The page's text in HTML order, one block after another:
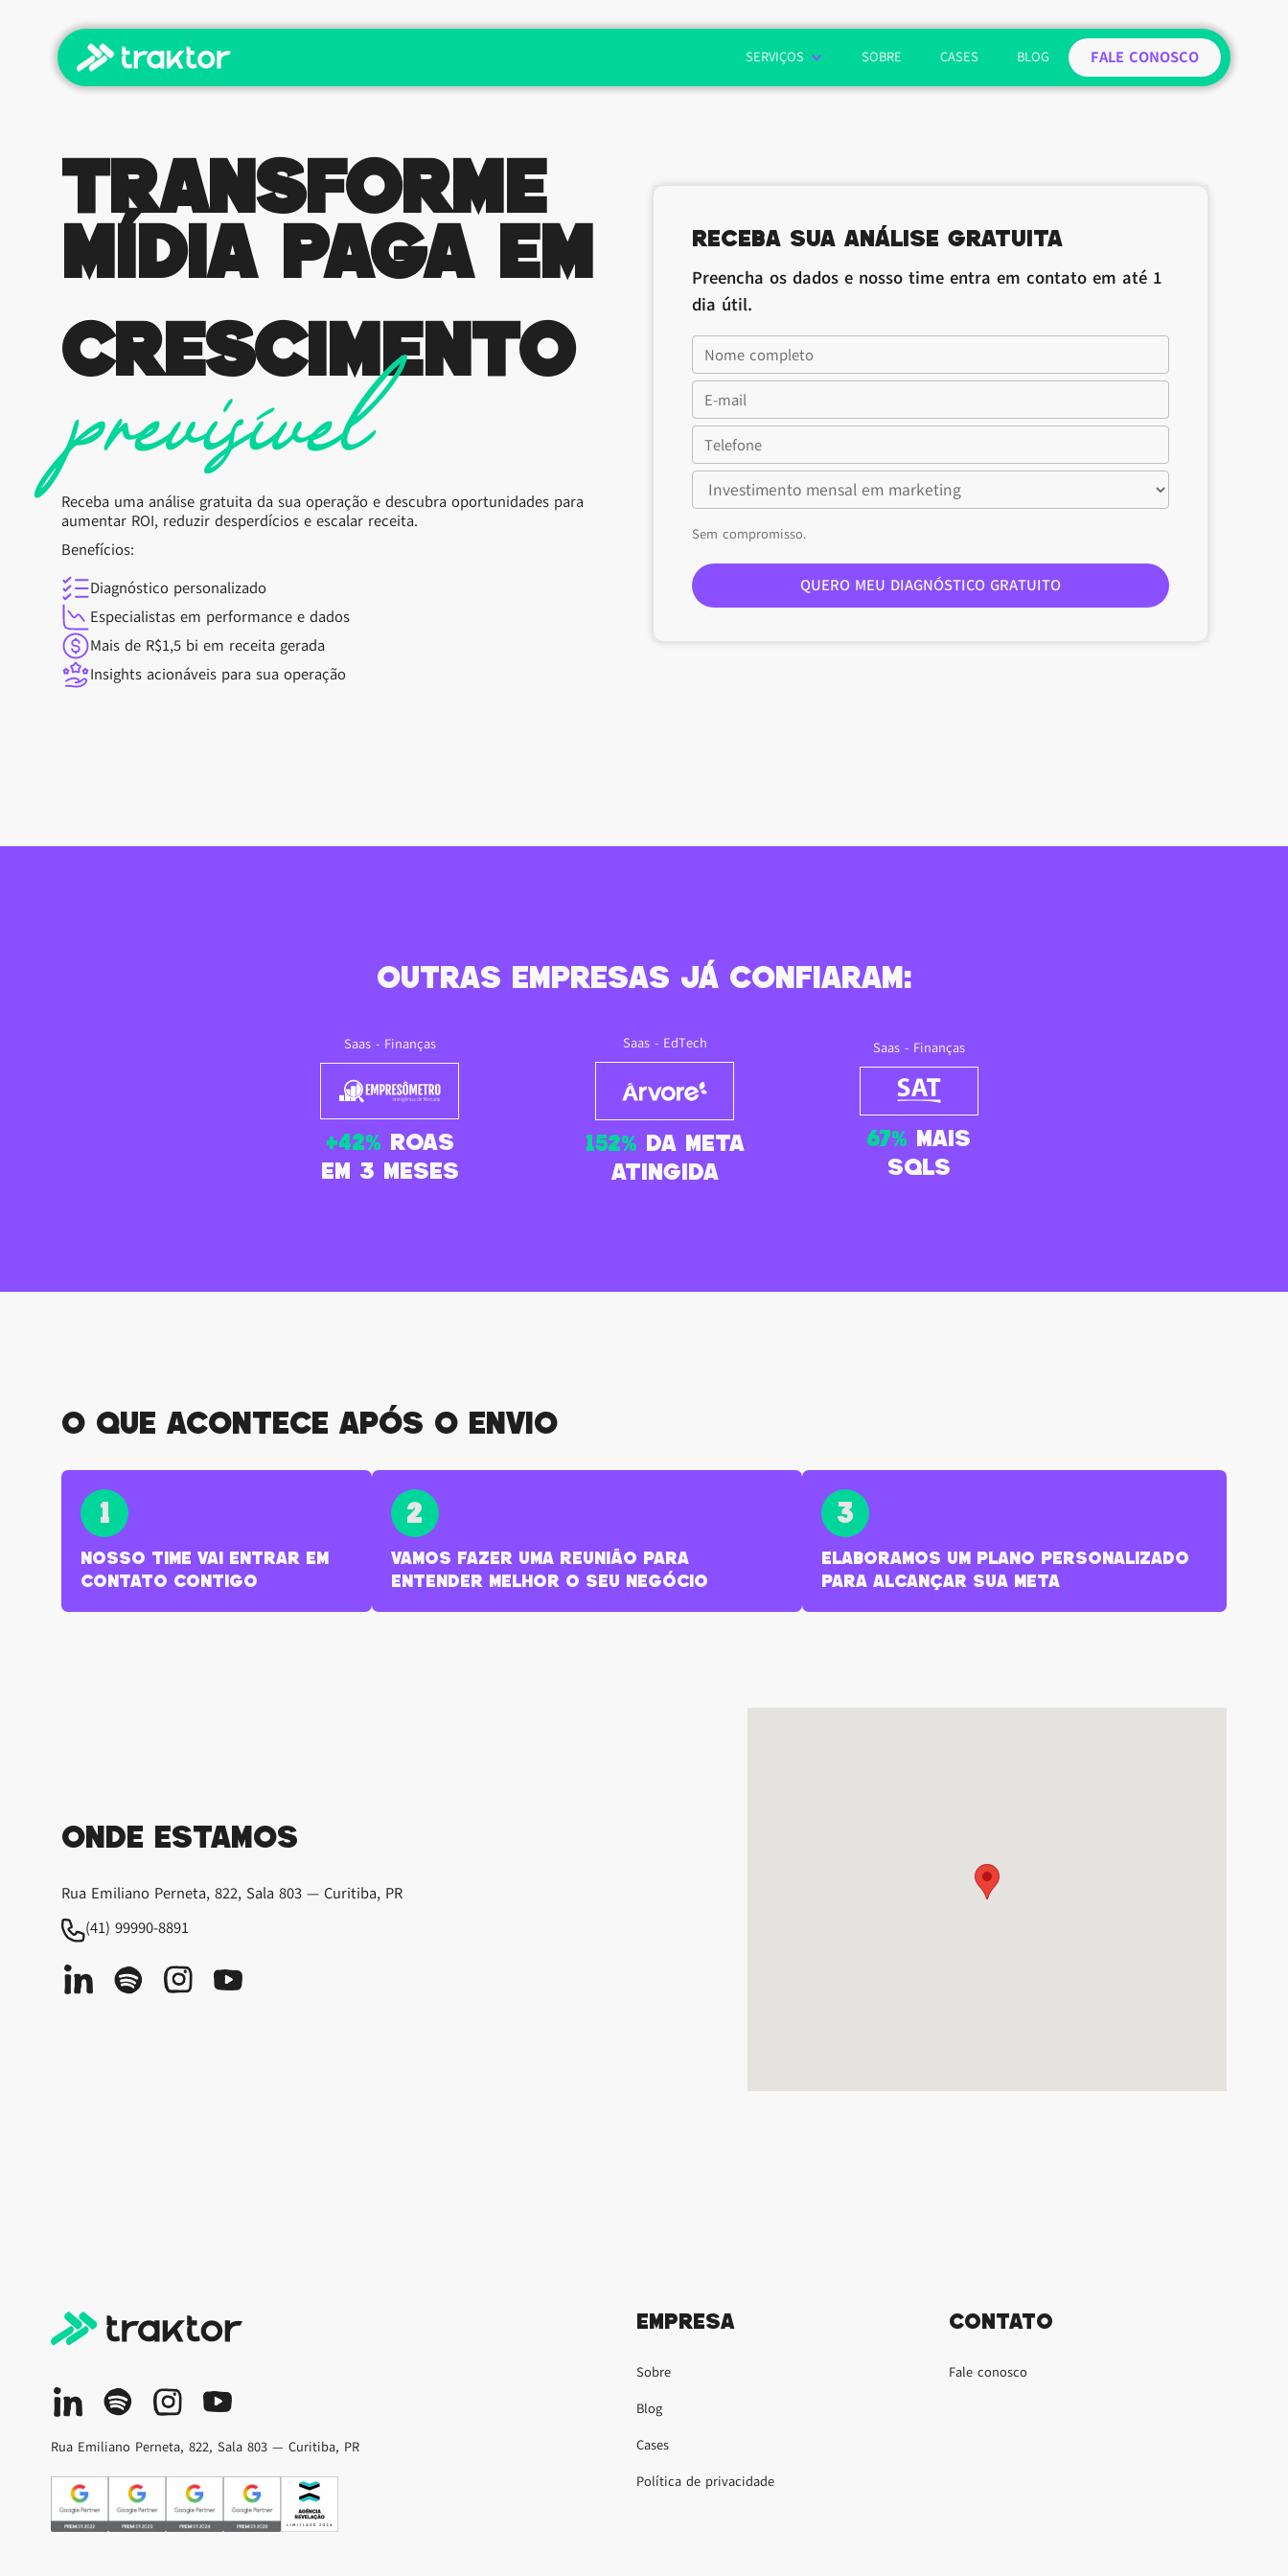
SERVIÇOS SOBRE CASES BLOG FALE CONOSCO
Transforme
mídia paga em
crescimento
previsível
Receba uma análise gratuita da sua operação e descubra oportunidades para
aumentar ROI, reduzir desperdícios e escalar receita.
Benefícios:
Diagnóstico personalizado
Especialistas em performance e dados
Mais de R$1,5 bi em receita gerada
Insights acionáveis para sua operação
Receba sua análise gratuita
Preencha os dados e nosso time entra em contato em até 1
dia útil.
Sem compromisso.
Outras empresas já confiaram:
Saas - Finanças
+42% ROAS
em 3 meses
Saas - EdTech
152% da Meta
atingida
Saas - Finanças
67% mais
sqls
o que acontece após o envio
1
Nosso time vai entrar em
contato contigo
2
Vamos fazer uma reunião para
entender melhor o seu negócio
3
Elaboramos um plano personalizado
para alcançar sua meta
Onde estamos
Rua Emiliano Perneta, 822, Sala 803 — Curitiba, PR
(41) 99990-8891
Rua Emiliano Perneta, 822, Sala 803 — Curitiba, PR
Empresa
Sobre
Blog
Cases
Política de privacidade
Contato
Fale conosco